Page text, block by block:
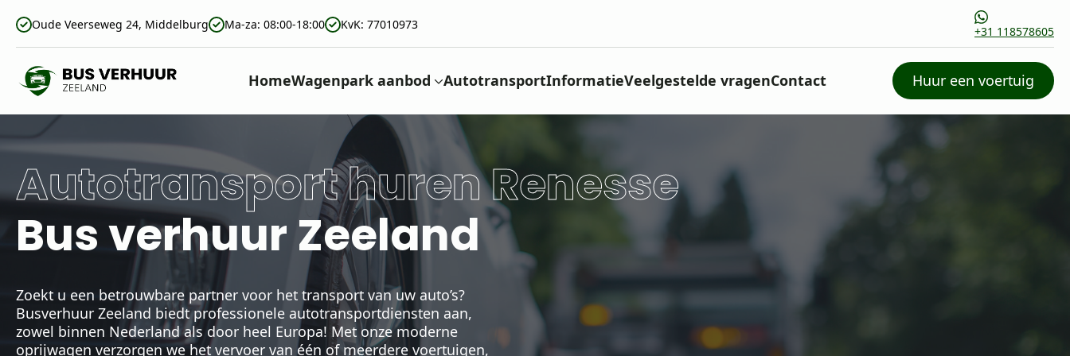
Oude Veerseweg 24, Middelburg Ma-za: 08:00-18:00 KvK: 77010973 +31 118578605
HomeWagenpark aanbod AutotransportInformatieVeelgestelde vragenContact Huur een voertuig
Autotransport huren Renesse
Bus verhuur Zeeland
Zoekt u een betrouwbare partner voor het transport van uw auto’s?
Busverhuur Zeeland biedt professionele autotransportdiensten aan,
zowel binnen Nederland als door heel Europa! Met onze moderne
oprijwagen verzorgen we het vervoer van één of meerdere voertuigen,